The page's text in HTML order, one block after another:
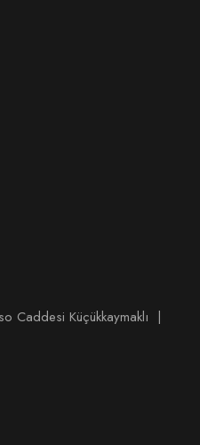
Caddesi Küçükkaymaklı |